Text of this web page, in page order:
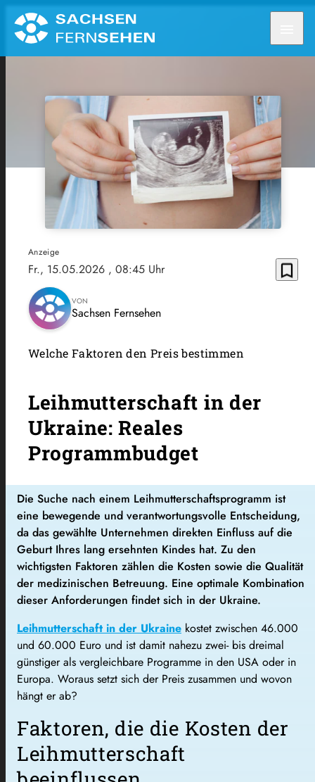
Anzeige
Fr., 15.05.2026 , 08:45 Uhr bookmark_border
VON
Sachsen Fernsehen
Welche Faktoren den Preis bestimmen
Leihmutterschaft in der
Ukraine: Reales
Programmbudget
Die Suche nach einem Leihmutterschaftsprogramm ist
eine bewegende und verantwortungsvolle Entscheidung,
da das gewählte Unternehmen direkten Einfluss auf die
Geburt Ihres lang ersehnten Kindes hat. Zu den
wichtigsten Faktoren zählen die Kosten sowie die Qualität
der medizinischen Betreuung. Eine optimale Kombination
dieser Anforderungen findet sich in der Ukraine.
Leihmutterschaft in der Ukraine kostet zwischen 46.000
und 60.000 Euro und ist damit nahezu zwei- bis dreimal
günstiger als vergleichbare Programme in den USA oder in
Europa. Woraus setzt sich der Preis zusammen und wovon
hängt er ab?
Faktoren, die die Kosten der
Leihmutterschaft